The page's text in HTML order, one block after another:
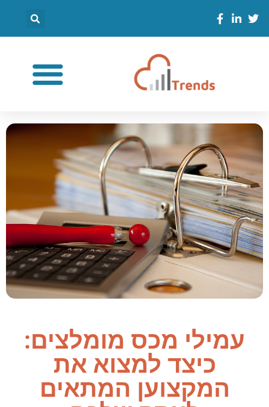
עמילי מכס מומלצים:
כיצד למצוא את
המקצוען המתאים